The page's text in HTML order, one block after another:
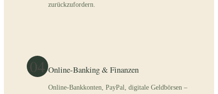
zurückzufordern.
04 Online-Banking & Finanzen
Online-Bankkonten, PayPal, digitale Geldbörsen –